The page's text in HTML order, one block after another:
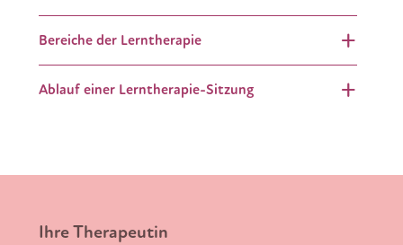
Bereiche der Lerntherapie
Ablauf einer Lerntherapie-Sitzung
Ihre Therapeutin